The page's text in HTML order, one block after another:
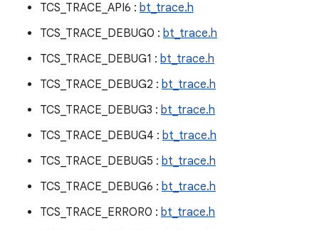
TCS_TRACE_API6 : bt_trace.h
TCS_TRACE_DEBUG0 : bt_trace.h
TCS_TRACE_DEBUG1 : bt_trace.h
TCS_TRACE_DEBUG2 : bt_trace.h
TCS_TRACE_DEBUG3 : bt_trace.h
TCS_TRACE_DEBUG4 : bt_trace.h
TCS_TRACE_DEBUG5 : bt_trace.h
TCS_TRACE_DEBUG6 : bt_trace.h
TCS_TRACE_ERROR0 : bt_trace.h